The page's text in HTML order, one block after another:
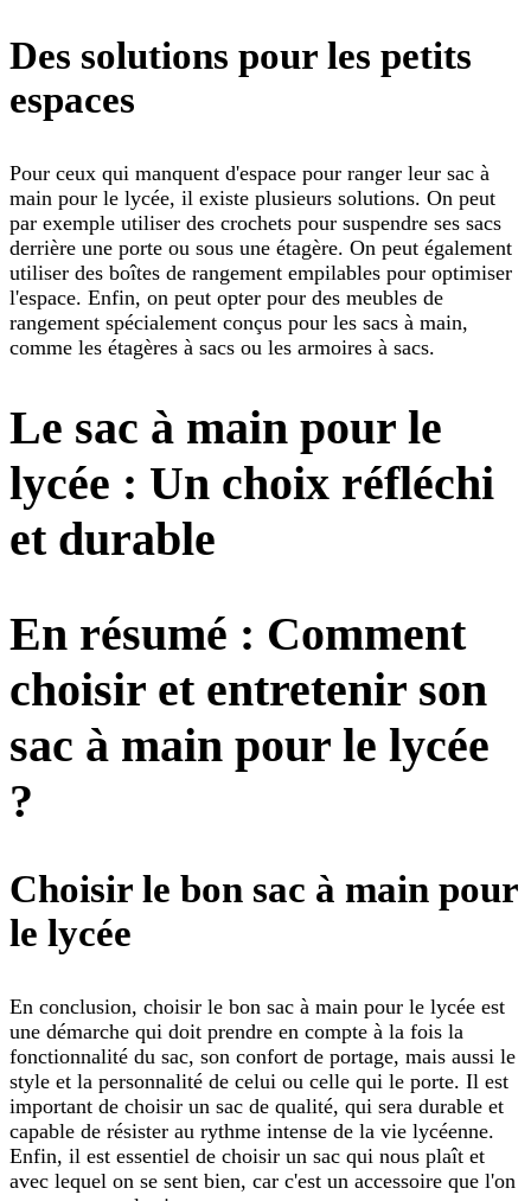
Des solutions pour les petits
espaces
Pour ceux qui manquent d'espace pour ranger leur sac à
main pour le lycée, il existe plusieurs solutions. On peut
par exemple utiliser des crochets pour suspendre ses sacs
derrière une porte ou sous une étagère. On peut également
utiliser des boîtes de rangement empilables pour optimiser
l'espace. Enfin, on peut opter pour des meubles de
rangement spécialement conçus pour les sacs à main,
comme les étagères à sacs ou les armoires à sacs.
Le sac à main pour le
lycée : Un choix réfléchi
et durable
En résumé : Comment
choisir et entretenir son
sac à main pour le lycée
?
Choisir le bon sac à main pour
le lycée
En conclusion, choisir le bon sac à main pour le lycée est
une démarche qui doit prendre en compte à la fois la
fonctionnalité du sac, son confort de portage, mais aussi le
style et la personnalité de celui ou celle qui le porte. Il est
important de choisir un sac de qualité, qui sera durable et
capable de résister au rythme intense de la vie lycéenne.
Enfin, il est essentiel de choisir un sac qui nous plaît et
avec lequel on se sent bien, car c'est un accessoire que l'on